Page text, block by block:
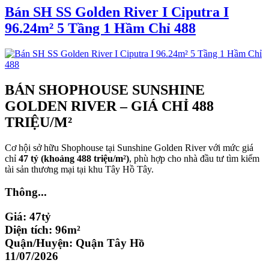
Bán SH SS Golden River I Ciputra I
96.24m² 5 Tầng 1 Hầm Chỉ 488
BÁN SHOPHOUSE SUNSHINE
GOLDEN RIVER – GIÁ CHỈ 488
TRIỆU/M²
Cơ hội sở hữu Shophouse tại Sunshine Golden River với mức giá
chỉ 47 tỷ (khoảng 488 triệu/m²), phù hợp cho nhà đầu tư tìm kiếm
tài sản thương mại tại khu Tây Hồ Tây.
Thông...
Giá: 47tỷ
Diện tích: 96m²
Quận/Huyện: Quận Tây Hồ
11/07/2026